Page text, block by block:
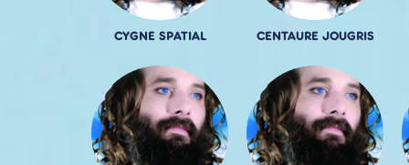
CYGNE SPATIAL CENTAURE JOUGRIS